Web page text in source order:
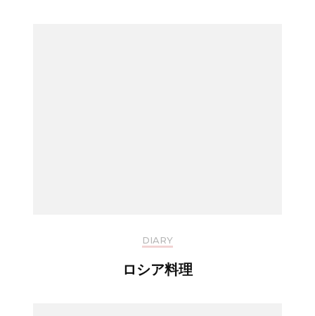
DIARY
ロシア料理